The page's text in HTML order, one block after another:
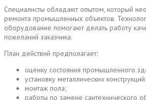
Специалисты обладают опытом, который
ремонта промышленных объектов.
оборудование помогают делать работу
пожеланий заказчика.
План действий предполагает:
оценку состояния промышленного
установку металлических конструкций;
монтаж пола;
работы по замене сантехнического